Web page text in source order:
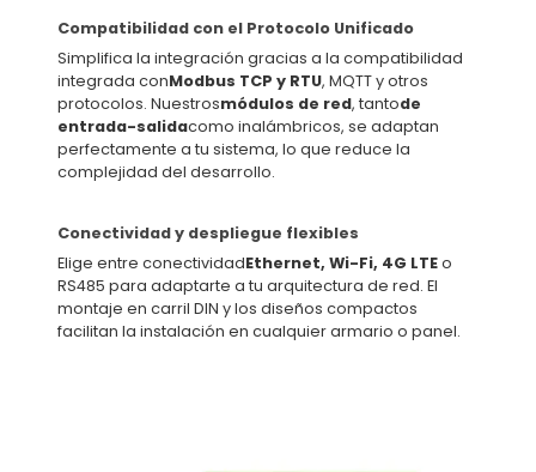
Compatibilidad con el Protocolo Unificado
Simplifica la integración gracias a la compatibilidad
integrada conModbus TCP y RTU, MQTT y otros
protocolos. Nuestrosmódulos de red, tantode
entrada-salidacomo inalámbricos, se adaptan
perfectamente a tu sistema, lo que reduce la
complejidad del desarrollo.
Conectividad y despliegue flexibles
Elige entre conectividadEthernet, Wi-Fi, 4G LTEo
RS485 para adaptarte a tu arquitectura de red. El
montaje en carril DIN y los diseños compactos
facilitan la instalación en cualquier armario o panel.